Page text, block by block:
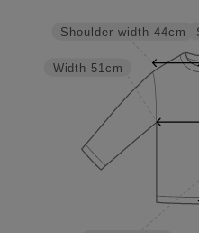
Width 51cm
Shoulder width 44cm